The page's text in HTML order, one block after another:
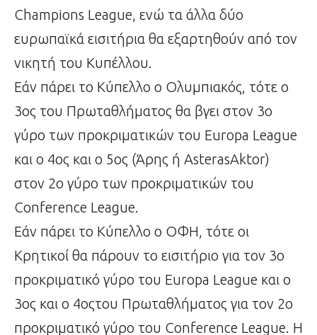
Champions League, ενώ τα άλλα δύο
ευρωπαϊκά εισιτήρια θα εξαρτηθούν από τον
νικητή του Κυπέλλου.
Εάν πάρει το Κύπελλο ο Ολυμπιακός, τότε ο
3ος του Πρωταθλήματος θα βγει στον 3ο
γύρο των προκριματικών του Europa League
και ο 4ος και ο 5ος (Άρης ή AsterasAktor)
στον 2ο γύρο των προκριματικών του
Conference League.
Εάν πάρει το Κύπελλο ο ΟΦΗ, τότε οι
Κρητικοί θα πάρουν το εισιτήριο για τον 3ο
προκριματικό γύρο του Europa League και ο
3ος και ο 4οςτου Πρωταθλήματος για τον 2ο
προκριματικό γύρο του Conference League. Η